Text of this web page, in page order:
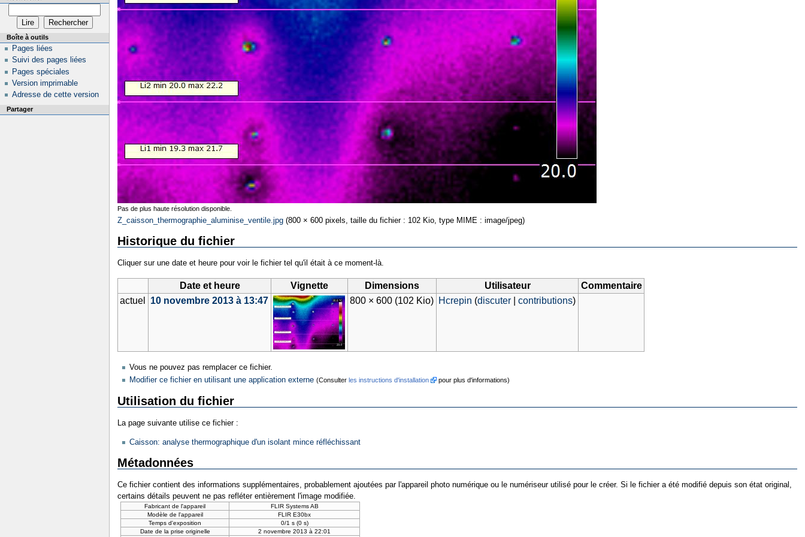
Pas de plus haute résolution disponible.
Z_caisson_thermographie_aluminise_ventile.jpg (800 × 600 pixels, taille du fichier : 102 Kio, type MIME : image/jpeg)
Historique du fichier
Cliquer sur une date et heure pour voir le fichier tel qu'il était à ce moment-là.
Date et heure Vignette Dimensions Utilisateur
Commentaire
actuel
10 novembre 2013 à 13:47 800 × 600 (102 Kio) Hcrepin (discuter |contributions)
Vous ne pouvez pas remplacer ce fichier.
Modifier ce fichier en utilisant une application externe (Consulter les instructions d'installation pour plus d'informations)
Utilisation du fichier
La page suivante utilise ce fichier :
Caisson: analyse thermographique d'un isolant mince réfléchissant
Métadonnées
Ce fichier contient des informations supplémentaires, probablement ajoutées par l'appareil photo numérique ou le numériseur utilisé pour le créer. Si le fichier a été modifié depuis son état original,
certains détails peuvent ne pas refléter entièrement l'image modifiée.
Fabricant de l'appareil
FLIR Systems AB
Modèle de l'appareil
FLIR E30bx
Temps d'exposition
0/1 s (0 s)
Date de la prise originelle
2 novembre 2013 à 22:01
Boîte à outils
Pages liées
Suivi des pages liées
Pages spéciales
Version imprimable
Adresse de cette version
Partager